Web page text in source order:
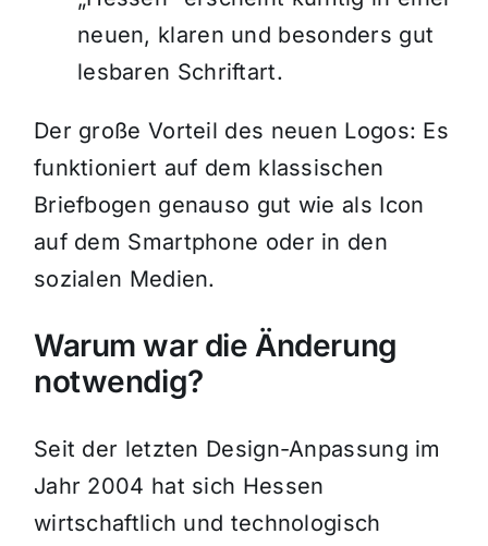
neuen, klaren und besonders gut
lesbaren Schriftart.
Der große Vorteil des neuen Logos: Es
funktioniert auf dem klassischen
Briefbogen genauso gut wie als Icon
auf dem Smartphone oder in den
sozialen Medien.
Warum war die Änderung
notwendig?
Seit der letzten Design-Anpassung im
Jahr 2004 hat sich Hessen
wirtschaftlich und technologisch